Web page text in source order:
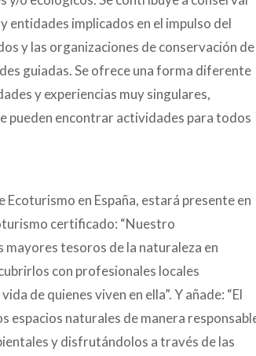
entidades implicados en el impulso del
y las organizaciones de conservación de
guiadas. Se ofrece una forma diferente
y experiencias muy singulares,
pueden encontrar actividades para todos
en España, estará presente en
certificado: “Nuestro
tesoros de la naturaleza en
con profesionales locales
de quienes viven en ella”. Y añade: “El
espacios naturales de manera
y disfrutándolos a través de las